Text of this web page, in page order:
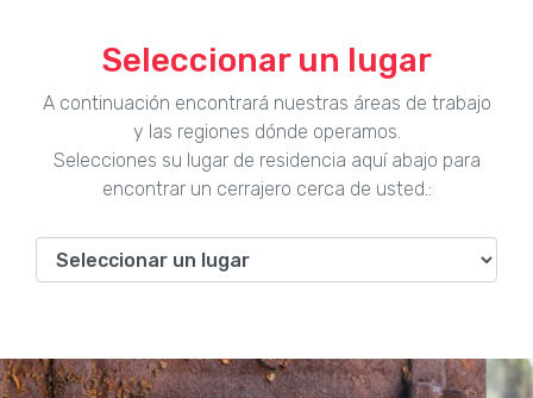
Seleccionar un lugar
A continuación encontrará nuestras áreas de trabajo
y las regiones dónde operamos.
Selecciones su lugar de residencia aquí abajo para
encontrar un cerrajero cerca de usted.: